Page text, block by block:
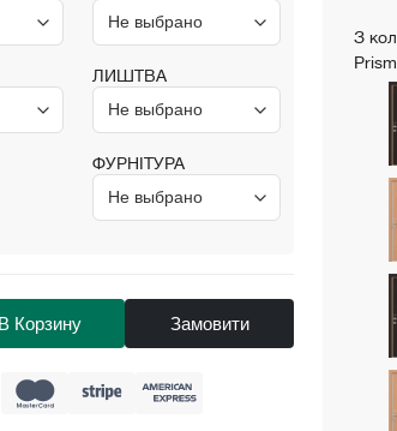
ЛИШТВА
ФУРНІТУРА
В Корзину Замовити
З